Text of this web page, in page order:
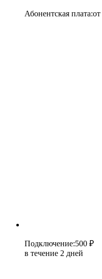
Абонентская плата:от
Подключение:500 ₽
в течение 2 дней